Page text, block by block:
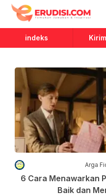
Erudisi
Temukan Jawaban dan
indeks
Arga
6 Cara Menawarkan
Baik dan